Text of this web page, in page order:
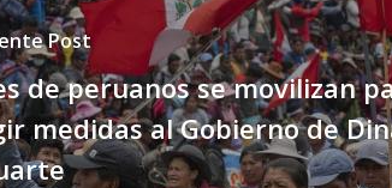
Post
de peruanos se movilizan
medidas al Gobierno de